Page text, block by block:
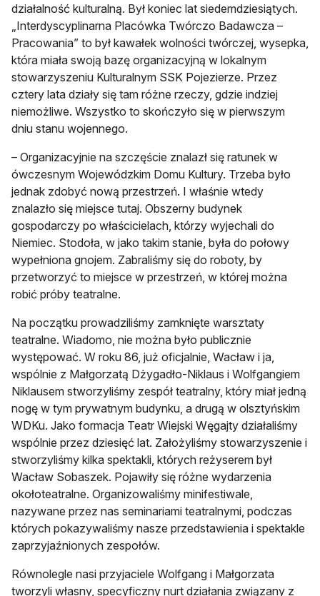
działalność kulturalną. Był koniec lat siedemdziesiątych.
„Interdyscyplinarna Placówka Twórczo Badawcza –
Pracowania” to był kawałek wolności twórczej, wysepka,
która miała swoją bazę organizacyjną w lokalnym
stowarzyszeniu Kulturalnym SSK Pojezierze. Przez
cztery lata działy się tam różne rzeczy, gdzie indziej
niemożliwe. Wszystko to skończyło się w pierwszym
dniu stanu wojennego.
– Organizacyjnie na szczęście znalazł się ratunek w
ówczesnym Wojewódzkim Domu Kultury. Trzeba było
jednak zdobyć nową przestrzeń. I właśnie wtedy
znalazło się miejsce tutaj. Obszerny budynek
gospodarczy po właścicielach, którzy wyjechali do
Niemiec. Stodoła, w jako takim stanie, była do połowy
wypełniona gnojem. Zabraliśmy się do roboty, by
przetworzyć to miejsce w przestrzeń, w której można
robić próby teatralne.
Na początku prowadziliśmy zamknięte warsztaty
teatralne. Wiadomo, nie można było publicznie
występować. W roku 86, już oficjalnie, Wacław i ja,
wspólnie z Małgorzatą Dżygadło-Niklaus i Wolfgangiem
Niklausem stworzyliśmy zespół teatralny, który miał jedną
nogę w tym prywatnym budynku, a drugą w olsztyńskim
WDKu. Jako formacja Teatr Wiejski Węgajty działaliśmy
wspólnie przez dziesięć lat. Założyliśmy stowarzyszenie i
stworzyliśmy kilka spektakli, których reżyserem był
Wacław Sobaszek. Pojawiły się różne wydarzenia
okołoteatralne. Organizowaliśmy minifestiwale,
nazywane przez nas seminariami teatralnymi, podczas
których pokazywaliśmy nasze przedstawienia i spektakle
zaprzyjaźnionych zespołów.
Równolegle nasi przyjaciele Wolfgang i Małgorzata
tworzyli własny, specyficzny nurt działania związany z